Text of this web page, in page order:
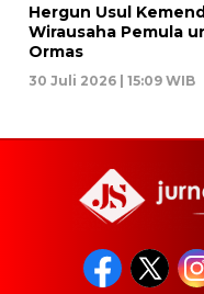
Hergun Usul
Wirausaha Pemula
Ormas
30 Juli 2026 | 15:09 WIB